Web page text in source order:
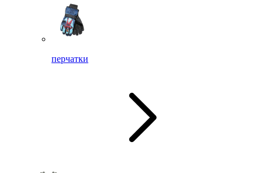
перчатки